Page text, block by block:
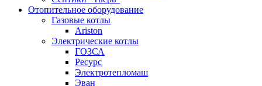
Отопительное оборудование
Газовые котлы
Ariston
Электрические котлы
ГОЗСА
Ресурс
Электротепломаш
Эван